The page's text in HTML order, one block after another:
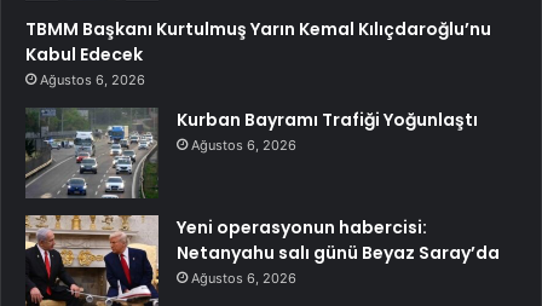
TBMM Başkanı Kurtulmuş Yarın Kemal Kılıçdaroğlu’nu
Kabul Edecek
Ağustos 6, 2026
Kurban Bayramı Trafiği Yoğunlaştı
Ağustos 6, 2026
Yeni operasyonun habercisi:
Netanyahu salı günü Beyaz Saray’da
Ağustos 6, 2026